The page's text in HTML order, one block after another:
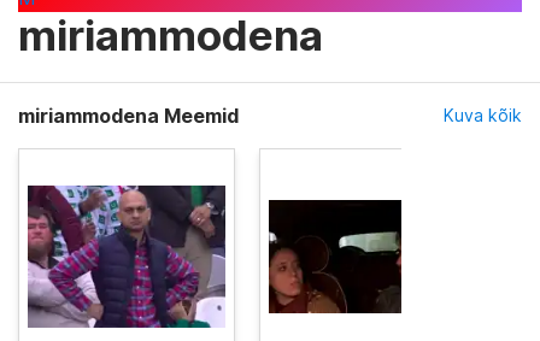
miriammodena
miriammodena Meemid Kuva kõik